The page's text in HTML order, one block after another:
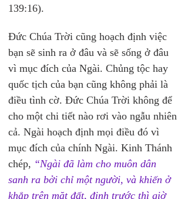
139:16).
Đức Chúa Trời cũng hoạch định việc
bạn sẽ sinh ra ở đâu và sẽ sống ở đâu
vì mục đích của Ngài. Chủng tộc hay
quốc tịch của bạn cũng không phải là
điều tình cờ. Đức Chúa Trời không để
cho một chi tiết nào rơi vào ngẫu nhiên
cả. Ngài hoạch định mọi điều đó vì
mục đích của chính Ngài. Kinh Thánh
chép, “Ngài đã làm cho muôn dân
sanh ra bởi chỉ một người, và khiến ở
khắp trên mặt đất, định trước thì giờ